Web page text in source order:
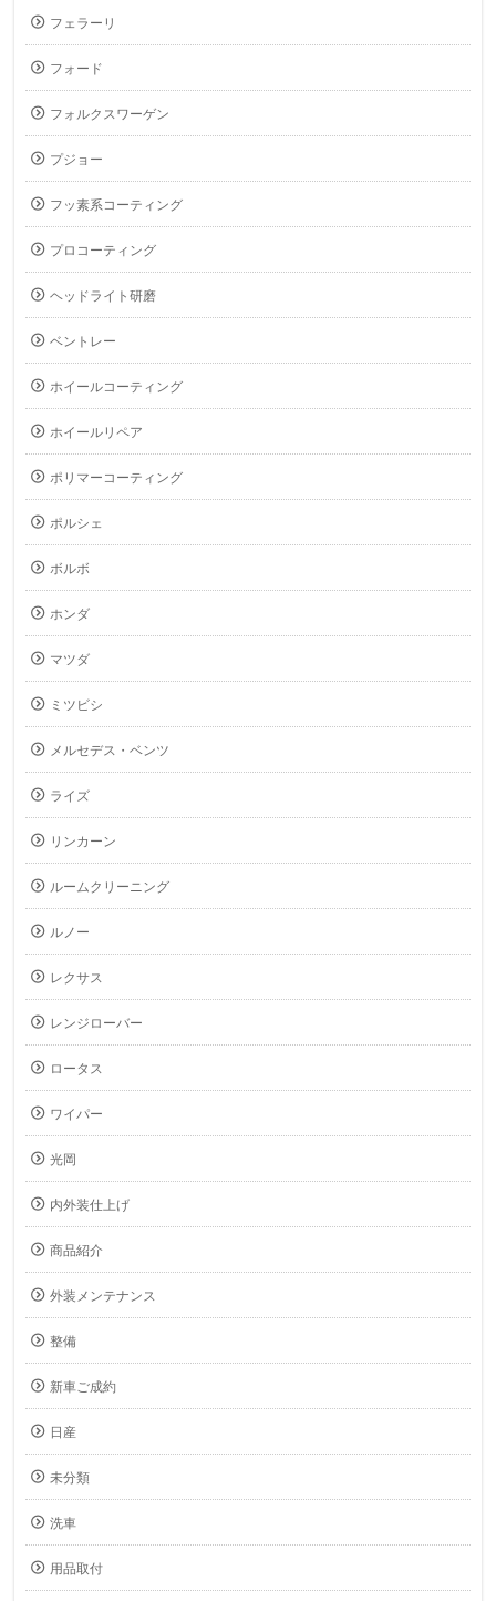
フェラーリ
フォード
フォルクスワーゲン
プジョー
フッ素系コーティング
プロコーティング
ヘッドライト研磨
ベントレー
ホイールコーティング
ホイールリペア
ポリマーコーティング
ポルシェ
ボルボ
ホンダ
マツダ
ミツビシ
メルセデス・ベンツ
ライズ
リンカーン
ルームクリーニング
ルノー
レクサス
レンジローバー
ロータス
ワイパー
光岡
内外装仕上げ
商品紹介
外装メンテナンス
整備
新車ご成約
日産
未分類
洗車
用品取付